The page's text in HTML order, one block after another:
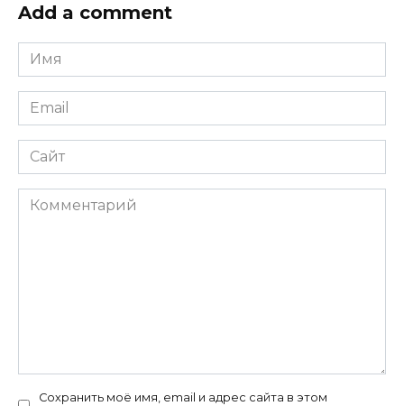
Add a comment
Имя
*
Email
*
Сайт
Комментарий
Сохранить моё имя, email и адрес сайта в этом